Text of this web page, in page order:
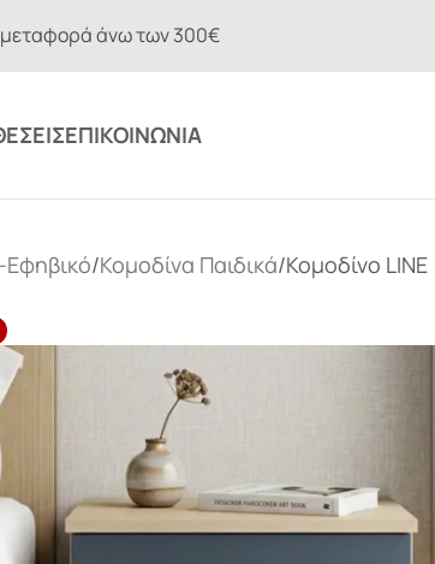
άνω των 300€
ΕΠΙΚΟΙΝΩΝΊΑ
Εφηβικό Κομοδίνα Παιδικά Κομοδίνο LINE